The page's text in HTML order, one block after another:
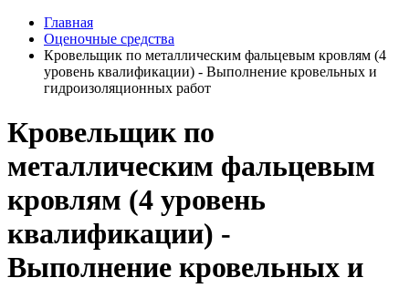
Главная
Оценочные средства
Кровельщик по металлическим фальцевым кровлям (4
уровень квалификации) - Выполнение кровельных и
гидроизоляционных работ
Кровельщик по
металлическим фальцевым
кровлям (4 уровень
квалификации) -
Выполнение кровельных и